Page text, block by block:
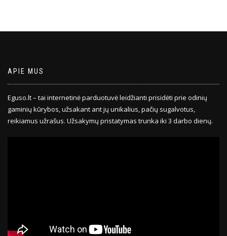
APIE MUS
Eguso.lt – tai internetinė parduotuvė leidžianti prisidėti prie odinių
gaminių kūrybos, užsakant ant jų unikalius, pačių sugalvotus,
reikiamus užrašus. Užsakymų pristatymas trunka iki 3 darbo dienų.